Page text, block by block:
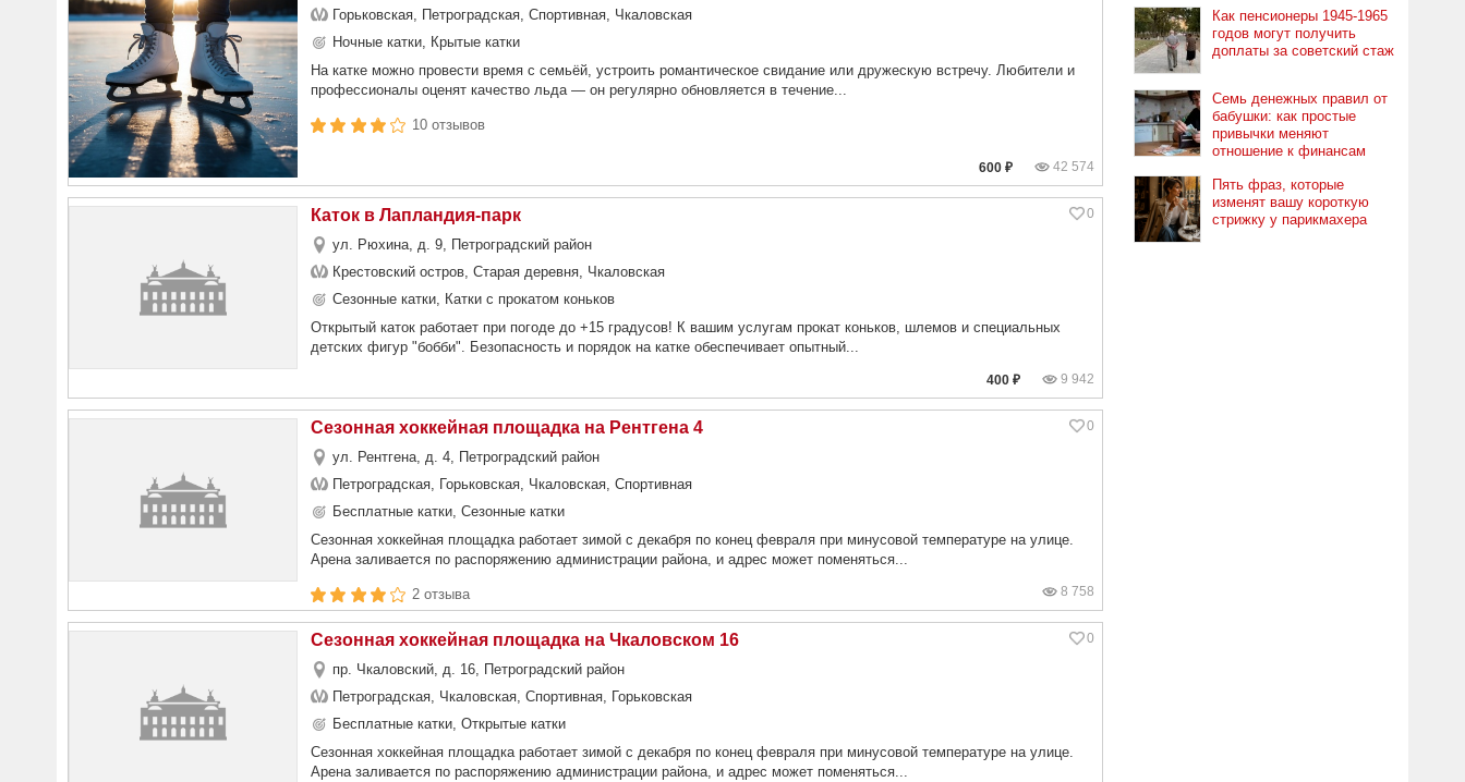
Горьковская, Петроградская, Спортивная, Чкаловская
Ночные катки, Крытые катки
На катке можно провести время с семьёй, устроить романтическое свидание или дружескую встречу. Любители и
профессионалы оценят качество льда — он регулярно обновляется в течение...
10 отзывов
600 ₽ 42 574
Каток в Лапландия-парк
ул. Рюхина, д. 9, Петроградский район
Крестовский остров, Старая деревня, Чкаловская
Сезонные катки, Катки с прокатом коньков
Открытый каток работает при погоде до +15 градусов! К вашим услугам прокат коньков, шлемов и специальных
детских фигур "бобби". Безопасность и порядок на катке обеспечивает опытный...
400 ₽ 9 942
0
Сезонная хоккейная площадка на Рентгена 4
ул. Рентгена, д. 4, Петроградский район
Петроградская, Горьковская, Чкаловская, Спортивная
Бесплатные катки, Сезонные катки
Сезонная хоккейная площадка работает зимой с декабря по конец февраля при минусовой температуре на улице.
Арена заливается по распоряжению администрации района, и адрес может поменяться...
2 отзыва 8 758
0
Сезонная хоккейная площадка на Чкаловском 16
пр. Чкаловский, д. 16, Петроградский район
Петроградская, Чкаловская, Спортивная, Горьковская
Бесплатные катки, Открытые катки
Сезонная хоккейная площадка работает зимой с декабря по конец февраля при минусовой температуре на улице.
Арена заливается по распоряжению администрации района, и адрес может поменяться...
0
Как пенсионеры 1945-1965
годов могут получить
доплаты за советский стаж
Семь денежных правил от
бабушки: как простые
привычки меняют
отношение к финансам
Пять фраз, которые
изменят вашу короткую
стрижку у парикмахера